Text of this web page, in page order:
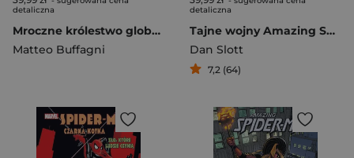
detaliczna
Mroczne królestwo globalna sieć Amazing Spider-Man Tom 2
Matteo Buffagni
detaliczna
Tajne wojny Amazing Spider-Man Odnowić śluby
Dan Slott
7,2 (64)